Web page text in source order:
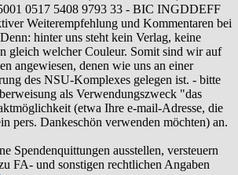
0517 5408 9793 33 - BIC INGDDEFF
Weiterempfehlung und Kommentaren bei
hinter uns steht kein Verlag, keine
gleich welcher Couleur. Somit sind wir auf
angewiesen, denen wie uns an einer
des NSU-Komplexes gelegen ist. - bitte
als Verwendungszweck "das
(etwa Ihre e-mail-Adresse, die
pers. Dankeschön verwenden möchten) an.
Spendenquittungen ausstellen, versteuern
FA- und sonstigen rechtlichen Angaben